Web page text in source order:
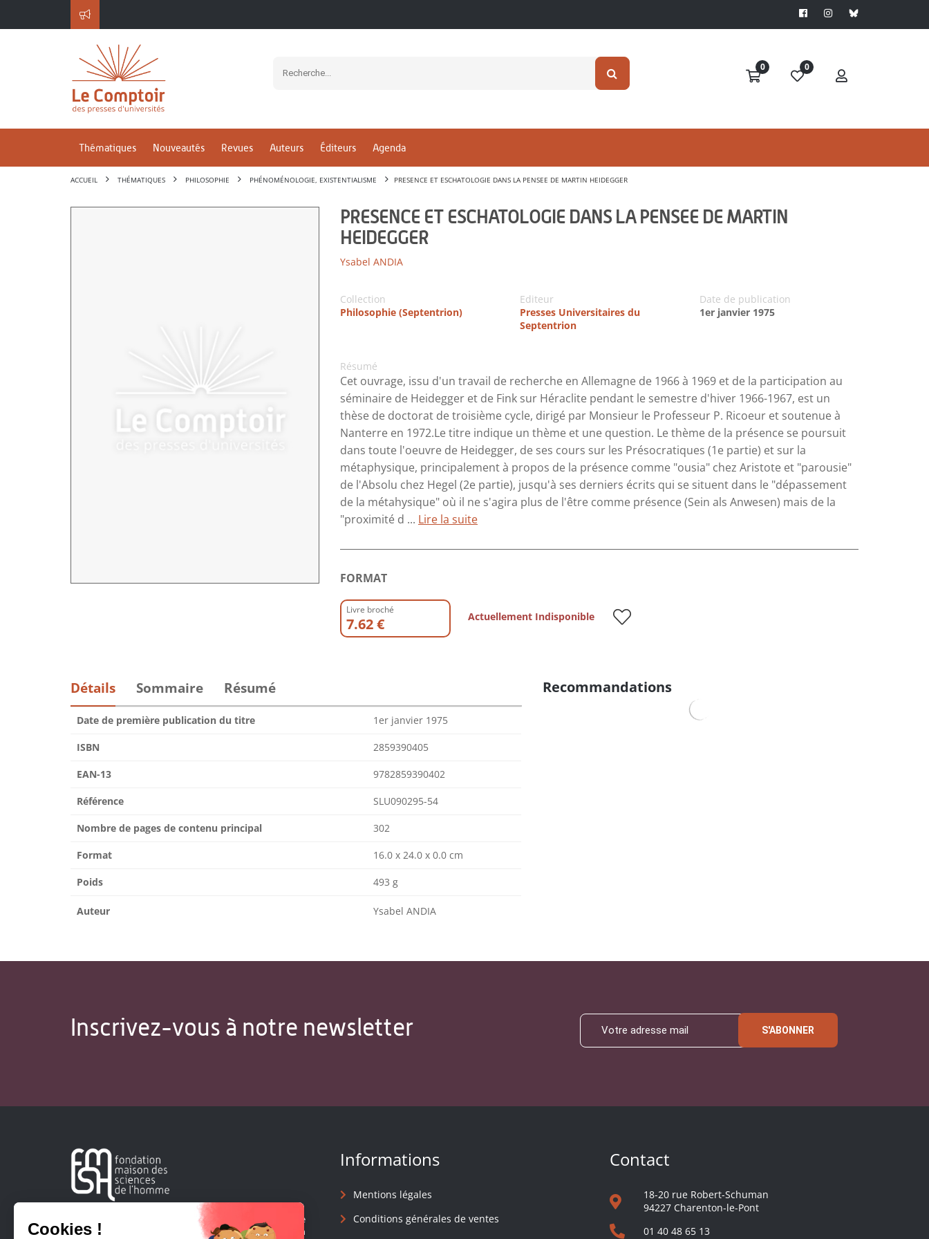
0 0
Thématiques Nouveautés Revues Auteurs Éditeurs Agenda
ACCUEIL THÉMATIQUES PHILOSOPHIE PHÉNOMÉNOLOGIE, EXISTENTIALISME PRESENCE ET ESCHATOLOGIE DANS LA PENSEE DE MARTIN HEIDEGGER
PRESENCE ET ESCHATOLOGIE DANS LA PENSEE DE MARTIN
HEIDEGGER
Ysabel ANDIA
Collection
Philosophie (Septentrion)
Editeur
Presses Universitaires du
Septentrion
Date de publication
1er janvier 1975
Résumé
Cet ouvrage, issu d'un travail de recherche en Allemagne de 1966 à 1969 et de la participation au
séminaire de Heidegger et de Fink sur Héraclite pendant le semestre d'hiver 1966-1967, est un
thèse de doctorat de troisième cycle, dirigé par Monsieur le Professeur P. Ricoeur et soutenue à
Nanterre en 1972.Le titre indique un thème et une question. Le thème de la présence se poursuit
dans toute l'oeuvre de Heidegger, de ses cours sur les Présocratiques (1e partie) et sur la
métaphysique, principalement à propos de la présence comme "ousia" chez Aristote et "parousie"
de l'Absolu chez Hegel (2e partie), jusqu'à ses derniers écrits qui se situent dans le "dépassement
de la métahysique" où il ne s'agira plus de l'être comme présence (Sein als Anwesen) mais de la
"proximité d ... Lire la suite
FORMAT
Livre broché
7.62 € Actuellement Indisponible
Détails Sommaire Résumé
Date de première publication du titre 1er janvier 1975
ISBN 2859390405
EAN-13 9782859390402
Référence SLU090295-54
Nombre de pages de contenu principal 302
Format 16.0 x 24.0 x 0.0 cm
Poids 493 g
Auteur Ysabel ANDIA
Recommandations
Inscrivez-vous à notre newsletter S'ABONNER
Créée en 1963, la Fondation Maison Sciences de l'Homme
soutient la recherche et la diffusion des connaissances en
Informations
Mentions légales
Conditions générales de ventes
Contact
18-20 rue Robert-Schuman
94227 Charenton-le-Pont
01 40 48 65 13